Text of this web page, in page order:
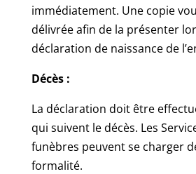
immédiatement. Une copie
délivrée afin de la présenter
déclaration de naissance de
Décès :
La déclaration doit être
qui suivent le décès. Les
funèbres peuvent se charger
formalité.